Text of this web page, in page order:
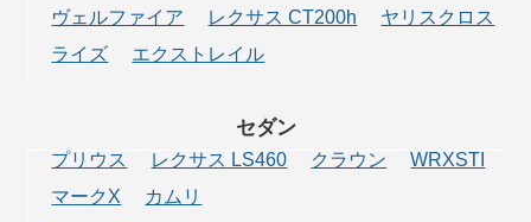
ヴェルファイア
レクサス CT200h
ヤリスクロス
ライズ
エクストレイル
セダン
プリウス レクサス LS460 クラウン
WRXSTI
マークX
カムリ